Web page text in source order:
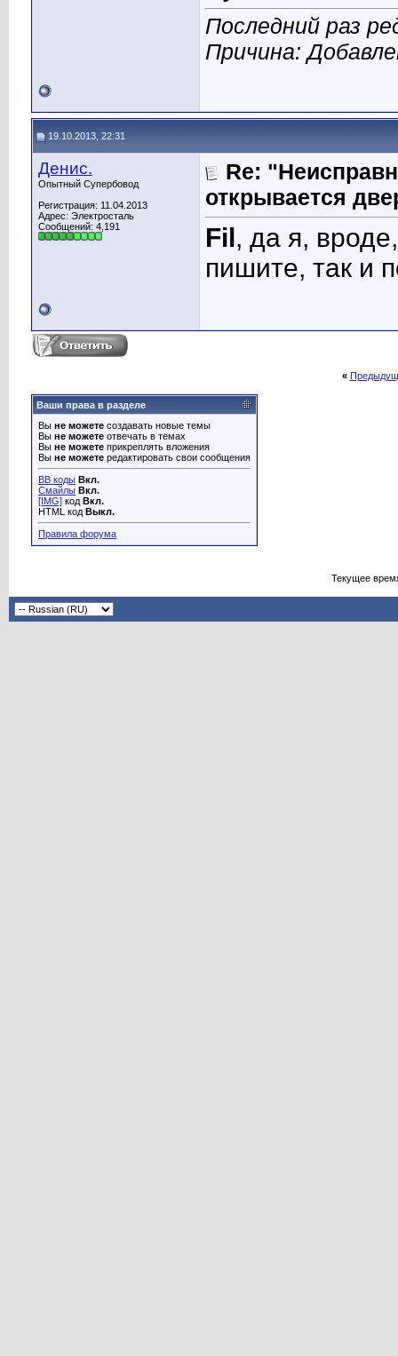
Последний раз
Причина:
19.10.2013, 22:31
Денис.
Опытный Супербовод
Регистрация: 11.04.2013
Адрес: Электросталь
Сообщений: 4,191
Re:
открывается
Fil , да я,
пишите, так и
«
Ваши права в разделе
Вы не можете создавать новые темы
Вы не можете отвечать в темах
Вы не можете прикреплять вложения
Вы не можете редактировать свои сообщения
BB коды Вкл.
Смайлы Вкл.
[IMG] код Вкл.
HTML код Выкл.
Правила форума
Текущее